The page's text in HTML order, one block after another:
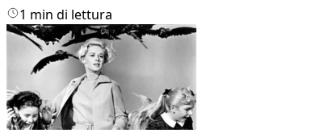
1 min di lettura